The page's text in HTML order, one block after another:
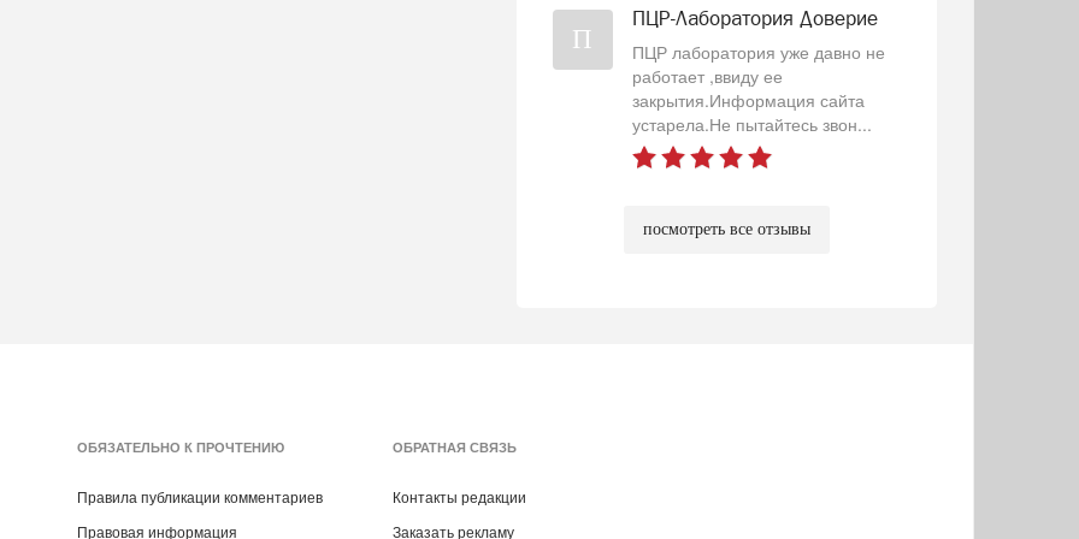
П
ПЦР-Лаборатория Доверие
ПЦР лаборатория уже давно не
работает ,ввиду ее
закрытия.Информация сайта
устарела.Не пытайтесь звон...
посмотреть все отзывы
ОБЯЗАТЕЛЬНО К ПРОЧТЕНИЮ
Правила публикации комментариев
Правовая информация
ОБРАТНАЯ СВЯЗЬ
Контакты редакции
Заказать рекламу